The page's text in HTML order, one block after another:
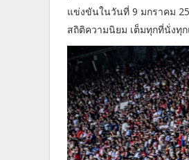
แข่งขันในวันที่ 9 มกราคม
สถิติความนิยม เต็มทุกที่นั่ง